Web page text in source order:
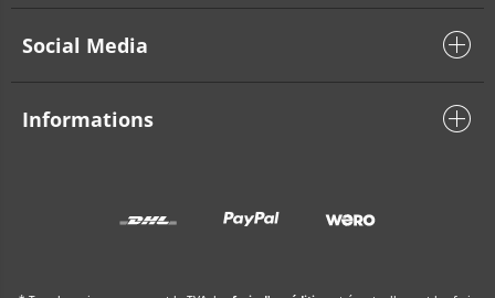
Social Media
Informations